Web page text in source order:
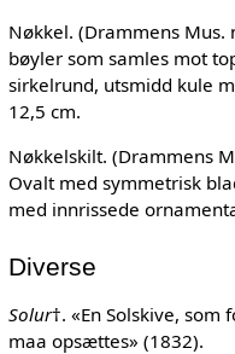
Nøkkel. (Drammens Mus.
bøyler som samles mot
sirkelrund, utsmidd kule
12,5 cm.
Nøkkelskilt. (Drammens
Ovalt med symmetrisk
med innrissede
Diverse
Solur†. «En Solskive,
maa opsættes» (1832).